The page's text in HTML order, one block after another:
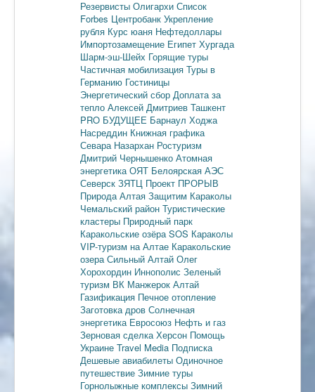
Резервисты Олигархи Список
Forbes Центробанк Укрепление
рубля Курс юаня Нефтедоллары
Импортозамещение Египет Хургада
Шарм-эш-Шейх Горящие туры
Частичная мобилизация Туры в
Германию Гостиницы
Энергетический сбор Доплата за
тепло Алексей Дмитриев Ташкент
PRO БУДУЩЕЕ Барнаул Ходжа
Насреддин Книжная графика
Севара Назархан Ростуризм
Дмитрий Чернышенко Атомная
энергетикаОЯТ Белоярская АЭС
Северск ЗЯТЦ Проект ПРОРЫВ
Природа Алтая Защитим Караколы
Чемальский район Туристические
кластеры Природный парк
Каракольские озёраSOS Караколы
VIP-туризм на Алтае Каракольские
озераСильный Алтай Олег
Хорохордин Иннополис Зеленый
туризм ВК Манжерок Алтай
Газификация Печное отопление
Заготовка дров Солнечная
энергетика Евросоюз Нефть и газ
Зерновая сделкаХерсон Помощь
Украине Travel Media Подписка
Дешевые авиабилеты Одиночное
путешествие Зимние туры
Горнолыжные комплексы Зимний